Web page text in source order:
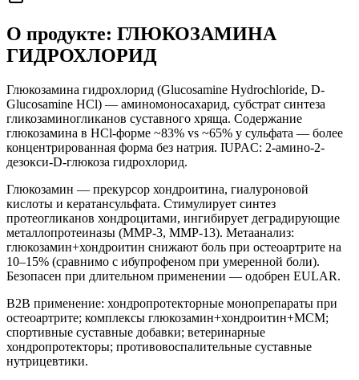
О продукте: ГЛЮКОЗАМИНА
ГИДРОХЛОРИД
Глюкозамина гидрохлорид (Glucosamine Hydrochloride, D-
Glucosamine HCl) — аминомоносахарид, субстрат синтеза
гликозаминогликанов суставного хряща. Содержание
глюкозамина в HCl-форме ~83% vs ~65% у сульфата — более
концентрированная форма без натрия. IUPAC: 2-амино-2-
дезокси-D-глюкоза гидрохлорид.
Глюкозамин — прекурсор хондроитина, гиалуроновой
кислоты и кератансульфата. Стимулирует синтез
протеогликанов хондроцитами, ингибирует деградирующие
металлопротеиназы (MMP-3, MMP-13). Метаанализ:
глюкозамин+хондроитин снижают боль при остеоартрите на
10–15% (сравнимо с ибупрофеном при умеренной боли).
Безопасен при длительном применении — одобрен EULAR.
B2B применение: хондропротекторные монопрепараты при
остеоартрите; комплексы глюкозамин+хондроитин+МСМ;
спортивные суставные добавки; ветеринарные
хондропротекторы; противовоспалительные суставные
нутрицевтики.